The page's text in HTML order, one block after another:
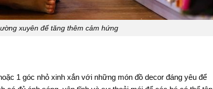
xuyên để tăng thêm cảm hứng
1 góc nhỏ xinh xắn với những món đồ decor đáng yêu để